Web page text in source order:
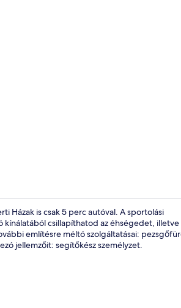
Házak is csak 5 perc autóval. A sportolási
csillapíthatod az éhségedet, illetve
említésre méltó szolgáltatásai:
jellemzőit: segítőkész személyzet.